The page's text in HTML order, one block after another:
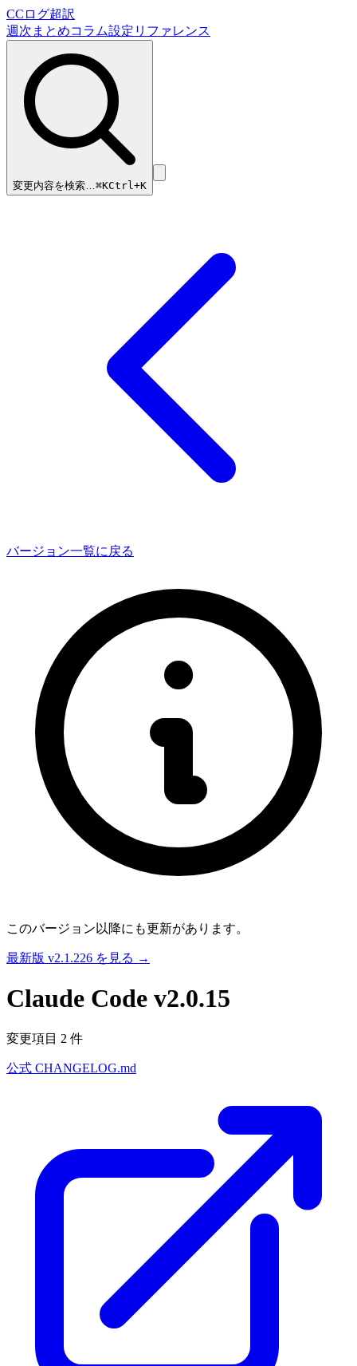
CCログ超訳
週次まとめコラム設定リファレンス
変更内容を検索…⌘KCtrl+K
バージョン一覧に戻る
このバージョン以降にも更新があります。
最新版 v2.1.226 を見る →
Claude Code v2.0.15
変更項目 2 件
公式 CHANGELOG.md